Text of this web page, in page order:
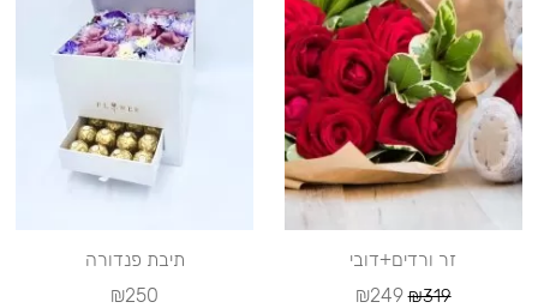
זר ורדים+דובי
₪319
₪249
תיבת פנדורה
₪250